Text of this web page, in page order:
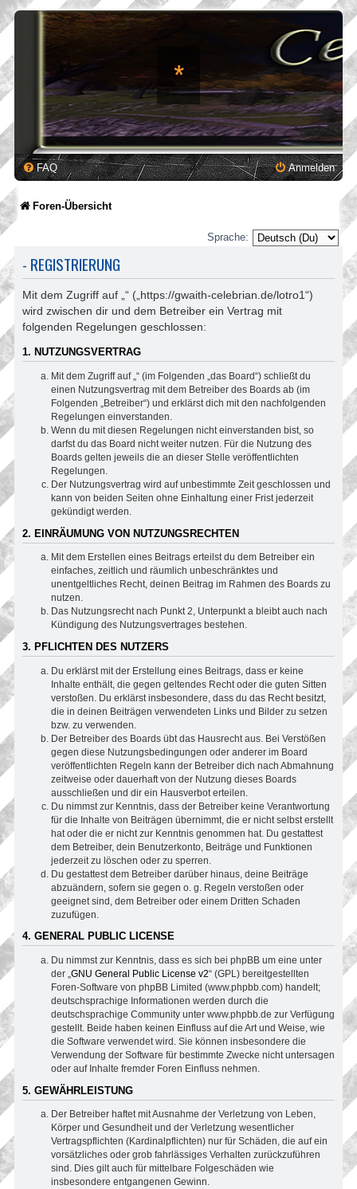
*
FAQ Anmelden
Foren-Übersicht
Sprache:
- REGISTRIERUNG
Mit dem Zugriff auf „“ („https://gwaith-celebrian.de/lotro1“)
wird zwischen dir und dem Betreiber ein Vertrag mit
folgenden Regelungen geschlossen:
1. NUTZUNGSVERTRAG
Mit dem Zugriff auf „“ (im Folgenden „das Board“) schließt du
einen Nutzungsvertrag mit dem Betreiber des Boards ab (im
Folgenden „Betreiber“) und erklärst dich mit den nachfolgenden
Regelungen einverstanden.
Wenn du mit diesen Regelungen nicht einverstanden bist, so
darfst du das Board nicht weiter nutzen. Für die Nutzung des
Boards gelten jeweils die an dieser Stelle veröffentlichten
Regelungen.
Der Nutzungsvertrag wird auf unbestimmte Zeit geschlossen und
kann von beiden Seiten ohne Einhaltung einer Frist jederzeit
gekündigt werden.
2. EINRÄUMUNG VON NUTZUNGSRECHTEN
Mit dem Erstellen eines Beitrags erteilst du dem Betreiber ein
einfaches, zeitlich und räumlich unbeschränktes und
unentgeltliches Recht, deinen Beitrag im Rahmen des Boards zu
nutzen.
Das Nutzungsrecht nach Punkt 2, Unterpunkt a bleibt auch nach
Kündigung des Nutzungsvertrages bestehen.
3. PFLICHTEN DES NUTZERS
Du erklärst mit der Erstellung eines Beitrags, dass er keine
Inhalte enthält, die gegen geltendes Recht oder die guten Sitten
verstoßen. Du erklärst insbesondere, dass du das Recht besitzt,
die in deinen Beiträgen verwendeten Links und Bilder zu setzen
bzw. zu verwenden.
Der Betreiber des Boards übt das Hausrecht aus. Bei Verstößen
gegen diese Nutzungsbedingungen oder anderer im Board
veröffentlichten Regeln kann der Betreiber dich nach Abmahnung
zeitweise oder dauerhaft von der Nutzung dieses Boards
ausschließen und dir ein Hausverbot erteilen.
Du nimmst zur Kenntnis, dass der Betreiber keine Verantwortung
für die Inhalte von Beiträgen übernimmt, die er nicht selbst erstellt
hat oder die er nicht zur Kenntnis genommen hat. Du gestattest
dem Betreiber, dein Benutzerkonto, Beiträge und Funktionen
jederzeit zu löschen oder zu sperren.
Du gestattest dem Betreiber darüber hinaus, deine Beiträge
abzuändern, sofern sie gegen o. g. Regeln verstoßen oder
geeignet sind, dem Betreiber oder einem Dritten Schaden
zuzufügen.
4. GENERAL PUBLIC LICENSE
Du nimmst zur Kenntnis, dass es sich bei phpBB um eine unter
der „GNU General Public License v2“ (GPL) bereitgestellten
Foren-Software von phpBB Limited (www.phpbb.com) handelt;
deutschsprachige Informationen werden durch die
deutschsprachige Community unter www.phpbb.de zur Verfügung
gestellt. Beide haben keinen Einfluss auf die Art und Weise, wie
die Software verwendet wird. Sie können insbesondere die
Verwendung der Software für bestimmte Zwecke nicht untersagen
oder auf Inhalte fremder Foren Einfluss nehmen.
5. GEWÄHRLEISTUNG
Der Betreiber haftet mit Ausnahme der Verletzung von Leben,
Körper und Gesundheit und der Verletzung wesentlicher
Vertragspflichten (Kardinalpflichten) nur für Schäden, die auf ein
vorsätzliches oder grob fahrlässiges Verhalten zurückzuführen
sind. Dies gilt auch für mittelbare Folgeschäden wie
insbesondere entgangenen Gewinn.